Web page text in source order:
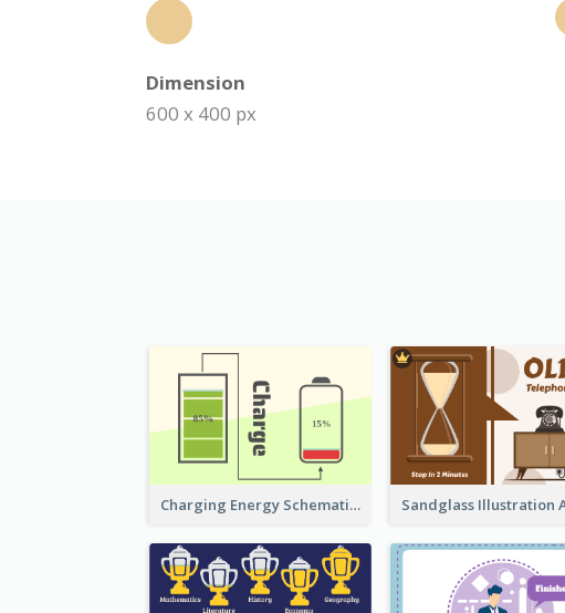
Dimension
600 x 400 px
Charging Energy Schematic Diagram